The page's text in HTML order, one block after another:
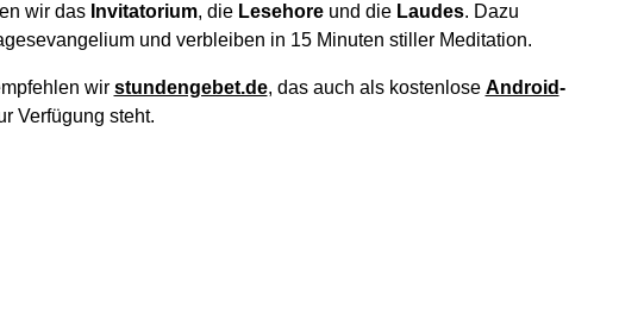
wir das Invitatorium, die Lesehoreund die Laudes. Dazu
und verbleiben in 15 Minuten stiller Meditation.
wir stundengebet.de, das auch als kostenlose Android-
Verfügung steht.